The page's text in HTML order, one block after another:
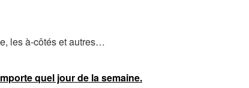
les à-côtés et autres…
quel jour de la semaine.